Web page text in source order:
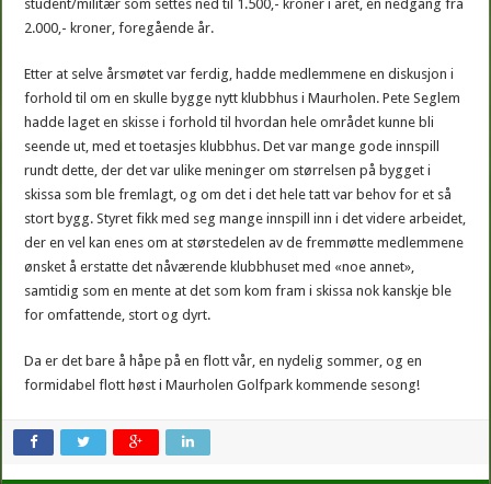
student/militær som settes ned til 1.500,- kroner i året, en nedgang fra
2.000,- kroner, foregående år.
Etter at selve årsmøtet var ferdig, hadde medlemmene en diskusjon i
forhold til om en skulle bygge nytt klubbhus i Maurholen. Pete Seglem
hadde laget en skisse i forhold til hvordan hele området kunne bli
seende ut, med et toetasjes klubbhus. Det var mange gode innspill
rundt dette, der det var ulike meninger om størrelsen på bygget i
skissa som ble fremlagt, og om det i det hele tatt var behov for et så
stort bygg. Styret fikk med seg mange innspill inn i det videre arbeidet,
der en vel kan enes om at størstedelen av de fremmøtte medlemmene
ønsket å erstatte det nåværende klubbhuset med «noe annet»,
samtidig som en mente at det som kom fram i skissa nok kanskje ble
for omfattende, stort og dyrt.
Da er det bare å håpe på en flott vår, en nydelig sommer, og en
formidabel flott høst i Maurholen Golfpark kommende sesong!